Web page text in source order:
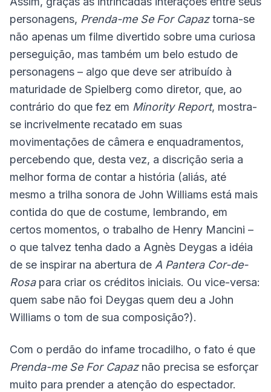
personagens, Prenda-me Se For Capaztorna-se
não apenas um filme divertido sobre uma curiosa
perseguição, mas também um belo estudo de
personagens – algo que deve ser atribuído à
maturidade de Spielberg como diretor, que, ao
contrário do que fez em Minority Report, mostra-
se incrivelmente recatado em suas
movimentações de câmera e enquadramentos,
percebendo que, desta vez, a discrição seria a
melhor forma de contar a história (aliás, até
mesmo a trilha sonora de John Williams está mais
contida do que de costume, lembrando, em
certos momentos, o trabalho de Henry Mancini –
o que talvez tenha dado a Agnès Deygas a idéia
de se inspirar na abertura de A Pantera Cor-de-
Rosa para criar os créditos iniciais. Ou vice-versa:
quem sabe não foi Deygas quem deu a John
Williams o tom de sua composição?).
Com o perdão do infame trocadilho, o fato é que
Prenda-me Se For Capaz não precisa se esforçar
muito para prender a atenção do espectador.